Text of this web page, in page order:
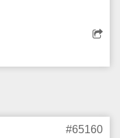
கூட்டம்
அந்த
இருசக்கர
சென்று
விபத்தில்
#65160